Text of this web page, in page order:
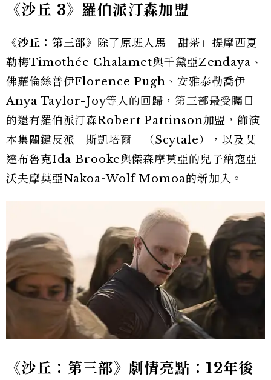
《沙丘 3》羅伯派汀森加盟
《沙丘：第三部》 除了原班人馬「甜茶」提摩西夏
勒梅Timothée Chalamet與千黛亞Zendaya、
佛蘿倫絲普伊Florence Pugh、安雅泰勒喬伊
Anya Taylor-Joy等人的回歸，第三部最受矚目
的還有羅伯派汀森Robert Pattinson加盟，飾演
本集關鍵反派「斯凱塔爾」（Scytale），以及艾
達布魯克Ida Brooke與傑森摩莫亞的兒子納寇亞
沃夫摩莫亞Nakoa-Wolf Momoa的新加入。
《沙丘：第三部》劇情亮點：12年後